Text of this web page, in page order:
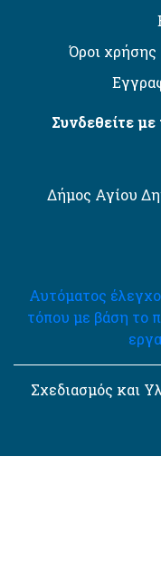
Όροι
Συνδεθείτε
Δήμος Αγίου
Αυτόματος
τόπου με βάση το
Σχεδιασμός και